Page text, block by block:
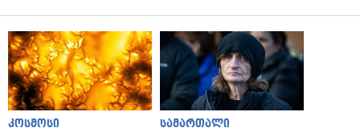
კოსმოსი სამართალი